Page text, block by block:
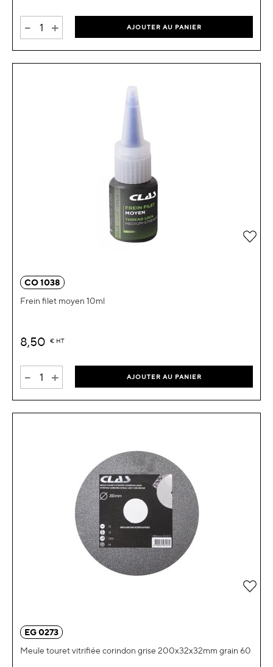
- + AJOUTER AU PANIER
CO 1038
Frein filet moyen 10ml
8,50 € HT
- + AJOUTER AU PANIER
EG 0273
Meule touret vitrifiée corindon grise 200x32x32mm grain 60